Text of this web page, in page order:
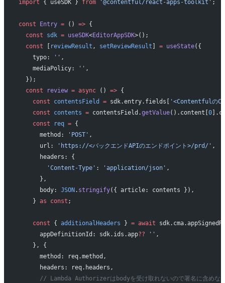
import { useSDK } from '@contentful/react-apps-toolkit' ;
const Entry = () => {
  const
sdk = useSDK<EditorAppSDK>();
  const
reviewResult , setReviewResult = useState({
    typo:
'' ,
    mediaPolicy:
'' ,
  });
  const
review = async () => {
    const
contentsField = sdk.entry.fields[
'<Contentfulの
    const
contents = contentsField.getValue().content[ 0
    const
req = {
      method:
'POST' ,
      url:
'https://<バックエンドAPIのエンドポイント>/prd/' ,
      headers: {
        'Content-Type'
: 'application/json' ,
      },
      body:
JSON . stringify({ article: contents }),
    }
as const ;
    const
{ additionalHeaders } = await
      appDefinitionId: sdk.ids.app
?? '' ,
    }, {
      method: req.method,
      headers: req.headers,
// Lambda Authorizerはbodyを受け取れないので署名に含めな